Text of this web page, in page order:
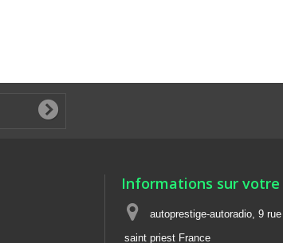
Informations sur
autoprestige-autoradio, 9
saint priest France